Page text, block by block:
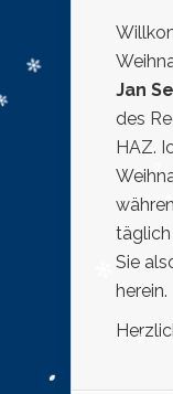
Jan
des
HAZ.
täglich
Sie
herein.